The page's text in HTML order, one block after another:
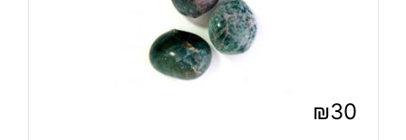
₪30